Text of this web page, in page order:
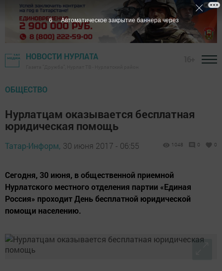
НОВОСТИ НУРЛАТА
ОБЩЕСТВО
Нурлатцам оказывается бесплатная
юридическая помощь
Татар-Информ, 30 июня 2017 - 06:55 1048 0 0
Сегодня, 30 июня, в общественной приемной
Нурлатского местного отделения партии «Единая
Россия» проходит День бесплатной юридической
помощи населению.
6 Автоматическое закрытие баннера через